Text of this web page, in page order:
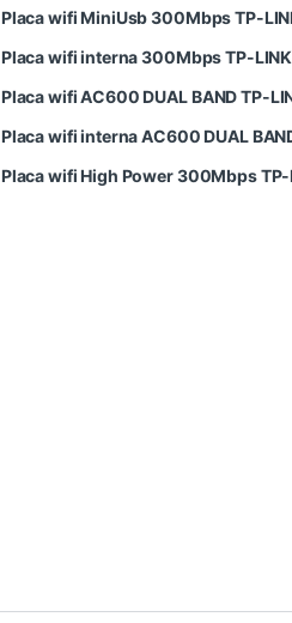
Placa wifi MiniUsb 300Mbps TP-
Placa wifi interna 300Mbps TP-LINK
Placa wifi AC600 DUAL BAND TP-
Placa wifi interna AC600 DUAL
Placa wifi High Power 300Mbps TP-